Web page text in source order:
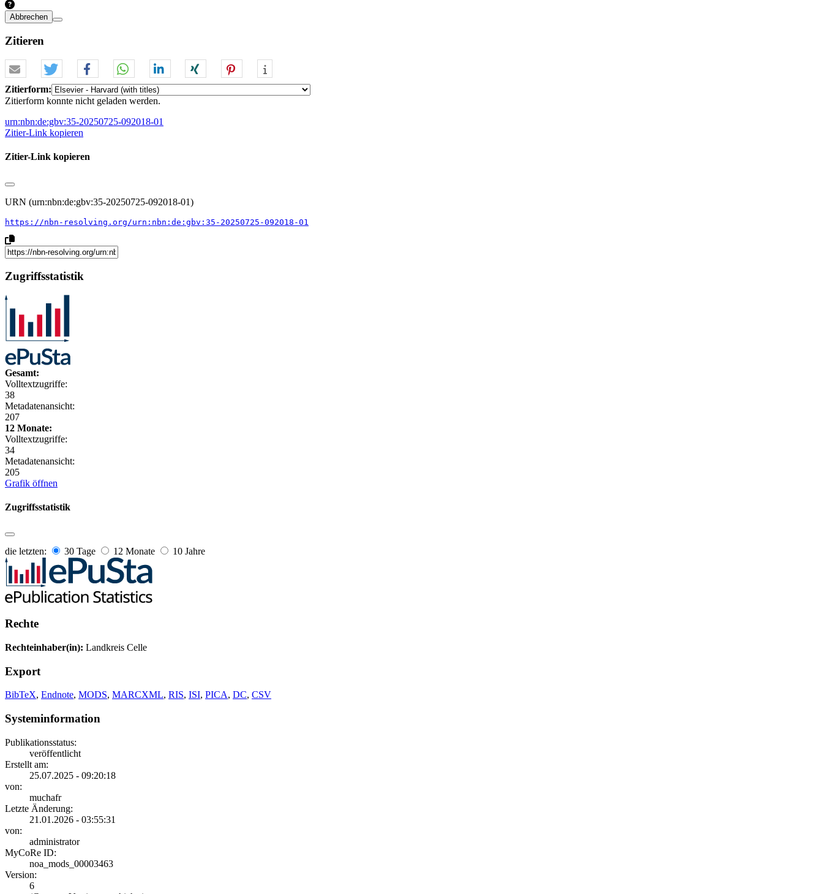
Abbrechen
Zitieren
Zitierform:
Zitierform konnte nicht geladen werden.
urn:nbn:de:gbv:35-20250725-092018-01
Zitier-Link kopieren
Zitier-Link kopieren
URN (urn:nbn:de:gbv:35-20250725-092018-01)
https://nbn-resolving.org/urn:nbn:de:gbv:35-20250725-092018-01
Zugriffsstatistik
Gesamt:
Volltextzugriffe:
38
Metadatenansicht:
207
12 Monate:
Volltextzugriffe:
34
Metadatenansicht:
205
Grafik öffnen
Zugriffsstatistik
die letzten: 30 Tage 12 Monate 10 Jahre
Rechte
Rechteinhaber(in): Landkreis Celle
Export
BibTeX, Endnote, MODS, MARCXML, RIS, ISI, PICA, DC, CSV
Systeminformation
Publikationsstatus:
veröffentlicht
Erstellt am:
25.07.2025 - 09:20:18
von:
muchafr
Letzte Änderung:
21.01.2026 - 03:55:31
von:
administrator
MyCoRe ID:
noa_mods_00003463
Version:
6